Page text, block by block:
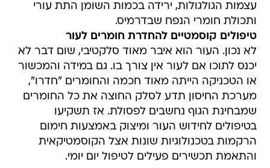
עצמות הגולגולות, ירידה בכמות השומן התת עורי
ותכולת חומרי הנפח שבדרמיס.
טיפולים קוסמטיים להחדרת חומרים לעור
לא נכון. העור הוא איבר מאוד סלקטיבי, שום דבר לא
יכנס לתוכו אם לעור אין צורך בו. גם במידה והמכשור
או הטכניקה הייתה מאוד חכמה והחומרים "חדרו",
מערכת החיסון תדע לסלק החוצה את כל החומרים
שמבחינת הגוף נחשבים לפסולת. אז תשקיעו
בטיפולים לחידוש העור ומיצוק באמצעות חימום
הרקמות בטכנולוגיות שונות אצל הקוסמטיקאית
והתאמת תכשירים פעילים לטיפול יום יומי.